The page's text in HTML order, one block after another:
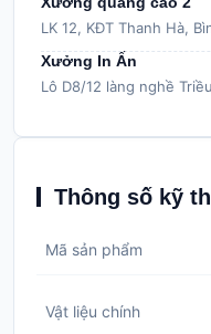
LK 12, KĐT Thanh Hà,
Xưởng In Ấn
Lô D8/12 làng nghề
Thông số kỹ
Mã sản phẩm
Vật liệu chính